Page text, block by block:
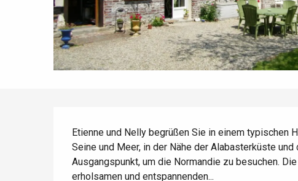
Etienne und Nelly begrüßen Sie in einem typischen
Seine und Meer, in der Nähe der Alabasterküste
Ausgangspunkt, um die Normandie zu besuchen.
erholsamen und entspannenden...